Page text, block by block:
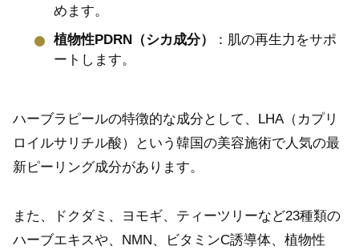
めます。
植物性PDRN（シカ成分）
：肌の再生力をサポ
ートします。
ハーブラピールの特徴的な成分として、LHA（カプリ
ロイルサリチル酸）という韓国の美容施術で人気の最
新ピーリング成分があります。
また、ドクダミ、ヨモギ、ティーツリーなど23種類の
ハーブエキスや、NMN、ビタミンC誘導体、植物性